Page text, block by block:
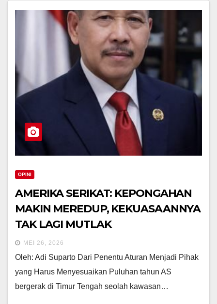
OPINI
AMERIKA SERIKAT: KEPONGAHAN
MAKIN MEREDUP, KEKUASAANNYA
TAK LAGI MUTLAK
MEI 26, 2026
Oleh: Adi Suparto Dari Penentu Aturan Menjadi Pihak
yang Harus Menyesuaikan Puluhan tahun AS
bergerak di Timur Tengah seolah kawasan…